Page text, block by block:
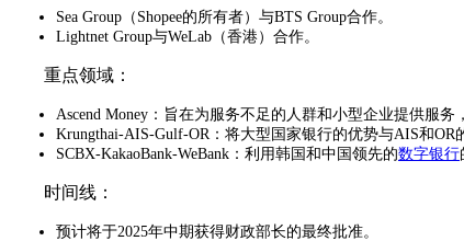
Sea Group（Shopee的所有者）与BTS Group合作。
Lightnet Group与WeLab（香港）合作。
重点领域：
Ascend Money：旨在为服务不足的人群和小型企业提供服
Krungthai-AIS-Gulf-OR：将大型国家银行的优势与AIS和OR
SCBX-KakaoBank-WeBank：利用韩国和中国领先的数字银行
时间线：
预计将于2025年中期获得财政部长的最终批准。